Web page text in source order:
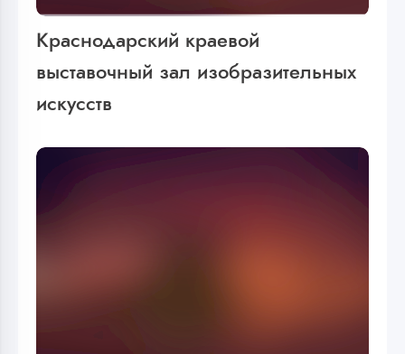
Краснодарский краевой
выставочный зал изобразительных
искусств